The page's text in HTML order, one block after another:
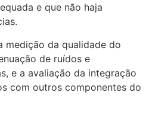
e que não haja
medição da qualidade do
de ruídos e
e a avaliação da integração
com outros componentes do